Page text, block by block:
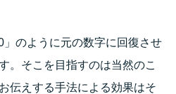
のように元の数字に回復させ
。そこを目指すのは当然のこ
伝えする手法による効果はそ